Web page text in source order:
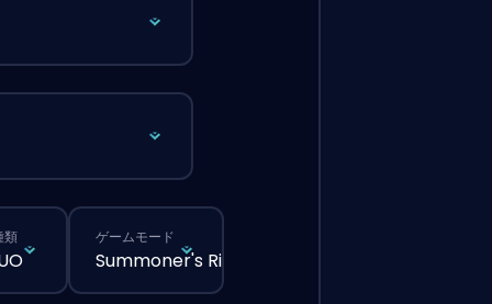
類 ゲームモード
Summoner's Rift